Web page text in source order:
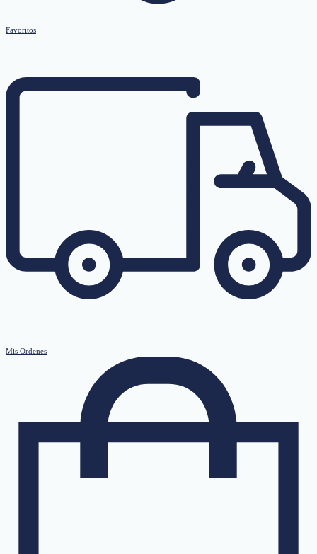
Favoritos
Mis Ordenes